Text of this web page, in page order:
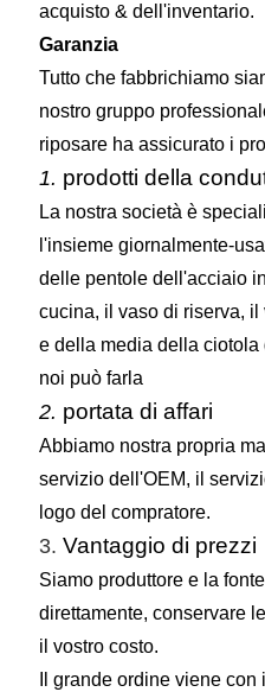
acquisto & dell'inventario.
Garanzia
Tutto che fabbrichiamo
nostro gruppo
riposare ha assicurato i
1. prodotti della
La nostra società è
l'insieme giornalmente-
delle pentole dell'acciaio
cucina, il vaso di riserva,
e della media della
noi può farla
2. portata di affari
Abbiamo nostra propria
servizio dell'OEM, il
logo del compratore.
3. Vantaggio di prezzi
Siamo produttore e la
direttamente, conservare
il vostro costo.
Il grande ordine viene